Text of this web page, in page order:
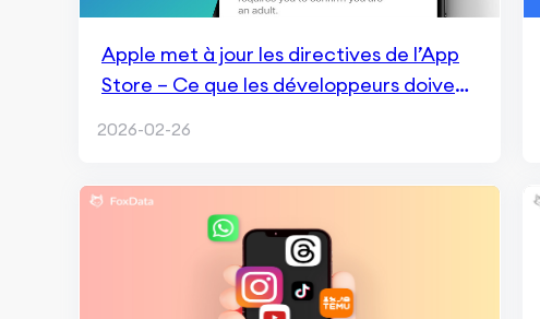
Apple met à jour les directives de l’App
Store – Ce que les développeurs doivent
2026-02-26